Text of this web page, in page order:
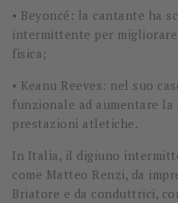
• Beyoncé: la cantante ha
intermittente per
fisica;
• Keanu Reeves: nel suo
funzionale ad aumentare
prestazioni atletiche.
In Italia, il digiuno
come Matteo Renzi, da
Briatore e da conduttrici,